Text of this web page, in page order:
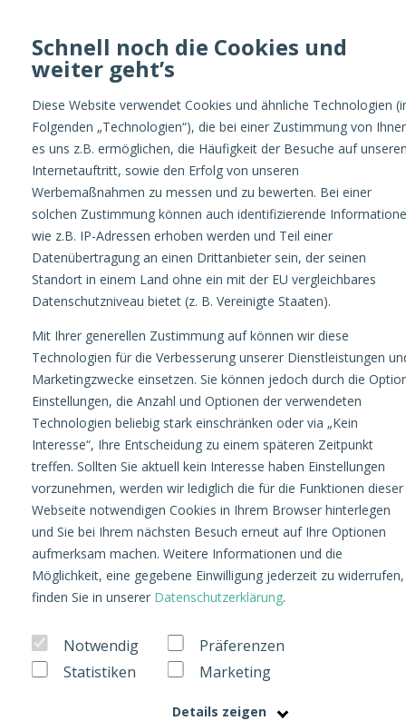
Schnell noch die Cookies und
weiter geht’s
Diese Website verwendet Cookies und ähnliche Technologien
Folgenden „Technologien“), die bei einer Zustimmung von
es uns z.B. ermöglichen, die Häufigkeit der Besuche auf
Internetauftritt, sowie den Erfolg von unseren
Werbemaßnahmen zu messen und zu bewerten. Bei einer
solchen Zustimmung können auch identifizierende
wie z.B. IP-Adressen erhoben werden und Teil einer
Datenübertragung an einen Drittanbieter sein, der seinen
Standort in einem Land ohne ein mit der EU vergleichbares
Datenschutzniveau bietet (z. B. Vereinigte Staaten).
Mit Ihrer generellen Zustimmung auf können wir diese
Technologien für die Verbesserung unserer Dienstleistungen
Marketingzwecke einsetzen. Sie können jedoch durch die
Einstellungen, die Anzahl und Optionen der verwendeten
Technologien beliebig stark einschränken oder via „Kein
Interesse“, Ihre Entscheidung zu einem späteren Zeitpunkt
treffen. Sollten Sie aktuell kein Interesse haben Einstellungen
vorzunehmen, werden wir lediglich die für die Funktionen dieser
Webseite notwendigen Cookies in Ihrem Browser hinterlegen
und Sie bei Ihrem nächsten Besuch erneut auf Ihre Optionen
aufmerksam machen. Weitere Informationen und die
Möglichkeit, eine gegebene Einwilligung jederzeit zu widerrufen,
finden Sie in unserer Datenschutzerklärung.
Notwendig
Präferenzen
Statistiken
Marketing
Details zeigen
Optimize
OPTIMIZE Neuer Tag, neues Anzeigenformat: Google Gallery Ads
Neuer Tag, neues
Anzeigenformat: Google
Gallery Ads
Advertising 27. August 2019
Geschrieben von Carina Hummel
Laufend bringt der Internetriese
Google neue innovative
Anzeigenformate für das Google
Universum auf den Markt. Im vorigen